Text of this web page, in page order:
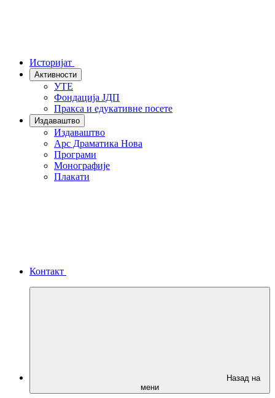
Историјат
Активности
УТЕ
Фондација ЈДП
Пракса и едукативне посете
Издаваштво
Издаваштво
Арс Драматика Нова
Програми
Монографије
Плакати
Контакт
Назад на
мени